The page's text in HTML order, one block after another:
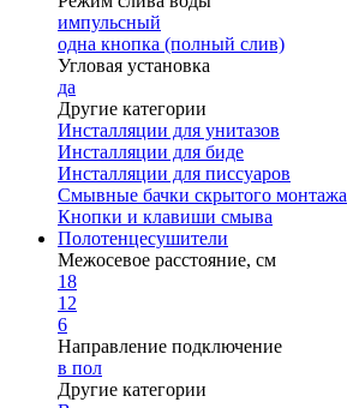
импульсный
одна кнопка (полный слив)
Угловая установка
да
Другие категории
Инсталляции для унитазов
Инсталляции для биде
Инсталляции для писсуаров
Смывные бачки скрытого монтажа
Кнопки и клавиши смыва
Полотенцесушители
Межосевое расстояние, см
18
12
6
Направление подключение
в пол
Другие категории